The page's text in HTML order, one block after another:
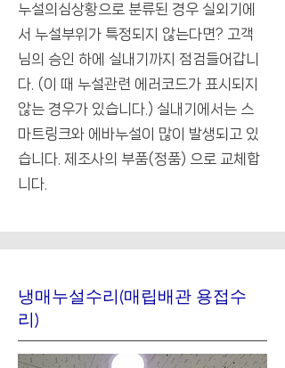
누설의심상황으로 분류된 경우 실외기에
서 누설부위가 특정되지 않는다면? 고객
님의 승인 하에 실내기까지 점검들어갑니
다. (이 때 누설관련 에러코드가 표시되지
않는 경우가 있습니다.) 실내기에서는 스
마트링크와 에바누설이 많이 발생되고 있
습니다. 제조사의 부품(정품) 으로 교체합
니다.
냉매누설수리(매립배관 용접수
리)